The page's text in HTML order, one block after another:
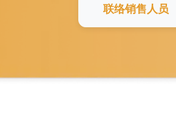
联络销售人员